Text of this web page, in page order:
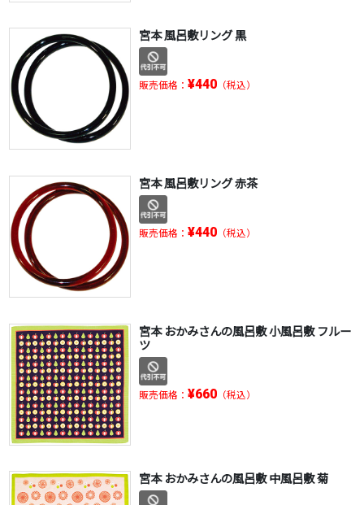
宮本 風呂敷リング 黒
販売価格： ¥440（税込）
宮本 風呂敷リング 赤茶
販売価格： ¥440（税込）
宮本 おかみさんの風呂敷 小風呂敷 フルー
ツ
販売価格： ¥660（税込）
宮本 おかみさんの風呂敷 中風呂敷 菊